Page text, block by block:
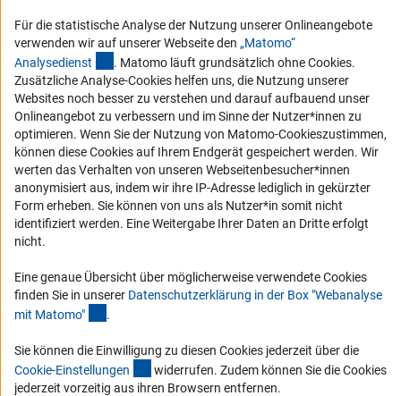
RSS-Feeds
Compliance
Vergabeverfahren
Barrierefreiheit
Service und Informationen für Menschen mit Behinderungen
Erklärung zur Barrierefreiheit
Barriere melden
DFG-aktuell
schauen Sie sich die Ausgaben online an.
Für die statistische Analyse der Nutzung unserer Onlineangebote
verwenden wir auf unserer Webseite den „Matomo“
Analysedienst (externer Link)
. Matomo läuft grundsätzlich ohne Cookies.
Zusätzliche Analyse-Cookies helfen uns, die Nutzung unserer
Websites noch besser zu verstehen und darauf aufbauend unser
Onlineangebot zu verbessern und im Sinne der Nutzer*innen zu
optimieren. Wenn Sie der Nutzung von Matomo-Cookieszustimmen,
können diese Cookies auf Ihrem Endgerät gespeichert werden. Wir
werten das Verhalten von unseren Webseitenbesucher*innen
anonymisiert aus, indem wir ihre IP-Adresse lediglich in gekürzter
Form erheben. Sie können von uns als Nutzer*in somit nicht
identifiziert werden. Eine Weitergabe Ihrer Daten an Dritte erfolgt
nicht.
Eine genaue Übersicht über möglicherweise verwendete Cookies
finden Sie in unserer Datenschutzerklärung in der Box "Webanalyse
mit Matomo" .
Sie können die Einwilligung zu diesen Cookies jederzeit über die
Cookie-Einstellungen (interner Link)
widerrufen. Zudem können Sie die Cookies
jederzeit vorzeitig aus ihren Browsern entfernen.